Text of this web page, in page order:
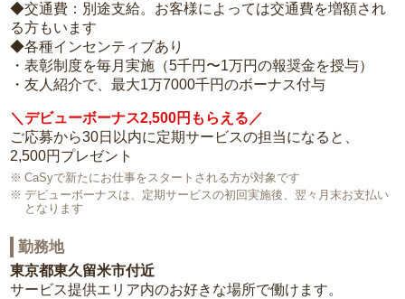
◆交通費：別途支給。お客様によっては交通費を増額され
る方もいます
◆各種インセンティブあり
・表彰制度を毎月実施（5千円〜1万円の報奨金を授与）
・友人紹介で、最大1万7000千円のボーナス付与
＼デビューボーナス2,500円もらえる／
ご応募から30日以内に定期サービスの担当になると、
2,500円プレゼント
CaSyで新たにお仕事をスタートされる方が対象です
デビューボーナスは、定期サービスの初回実施後、翌々月末お支払い
となります
勤務地
東京都東久留米市付近
サービス提供エリア内のお好きな場所で働けます。